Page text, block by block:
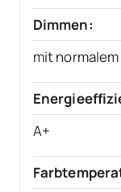
Dimmen:
mit
A+